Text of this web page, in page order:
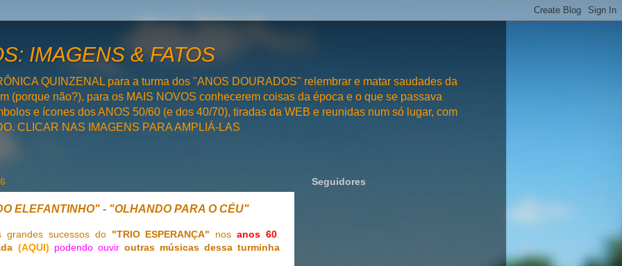
IMAGENS & FATOS
QUINZENAL para a turma dos "ANOS DOURADOS" relembrar e matar saudades da
(porque não?), para os MAIS NOVOS conhecerem coisas da época e o que se passava
e ícones dos ANOS 50/60 (e dos 40/70), tiradas da WEB e reunidas num só lugar, com
CLICAR NAS IMAGENS PARA AMPLIÁ-LAS
ELEFANTINHO" - "OLHANDO PARA O CÉU"
grandes sucessos do "TRIO ESPERANÇA" nosanos 60.
(AQUI) podendo ouvir outras músicas dessa turminha
Seguidores